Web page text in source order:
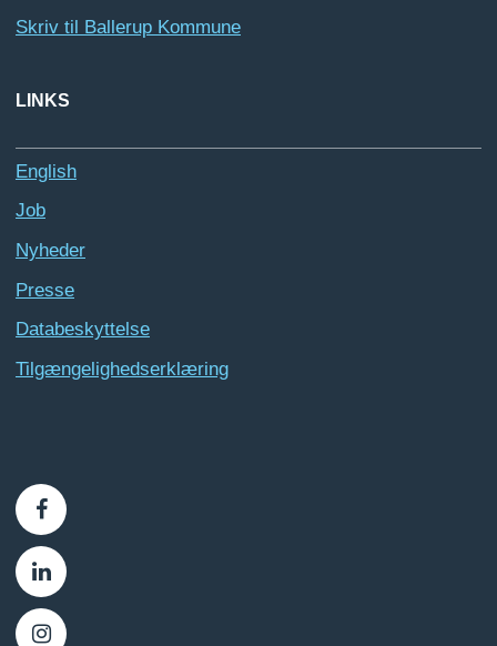
Skriv til Ballerup Kommune
LINKS
English
Job
Nyheder
Presse
Databeskyttelse
Tilgængelighedserklæring